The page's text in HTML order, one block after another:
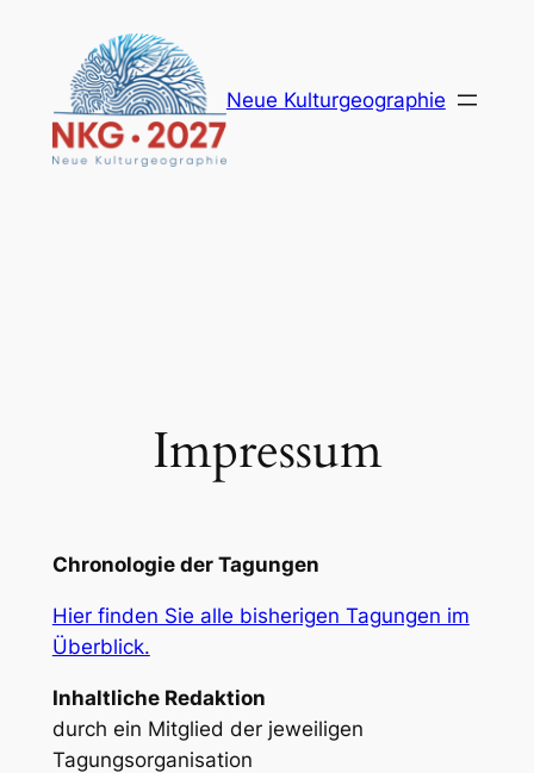
springen
Neue Kulturgeographie
Impressum
Chronologie der Tagungen
Hier finden Sie alle bisherigen Tagungen im
Überblick.
Inhaltliche Redaktion
durch ein Mitglied der jeweiligen
Tagungsorganisation